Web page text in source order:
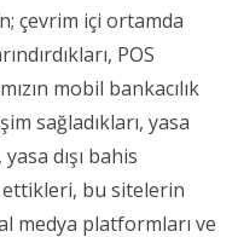
çevrim içi ortamda
POS
mobil bankacılık
sağladıkları, yasa
dışı bahis
ettikleri, bu sitelerin
medya platformları ve